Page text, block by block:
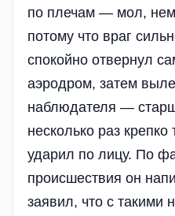
по плечам — мол,
потому что враг
спокойно отвернул
аэродром, затем
наблюдателя —
несколько раз крепко
ударил по лицу. По
происшествия он
заявил, что с такими